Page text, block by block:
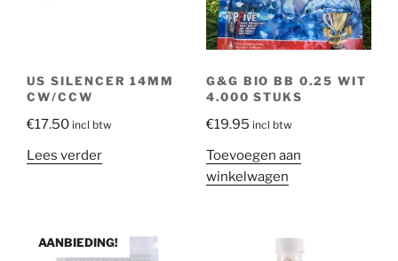
US SILENCER 14MM
CW/CCW
€17.50 incl btw
Lees verder
G&G BIO BB 0.25 WIT
4.000 STUKS
€19.95 incl btw
Toevoegen aan
winkelwagen
AANBIEDING!